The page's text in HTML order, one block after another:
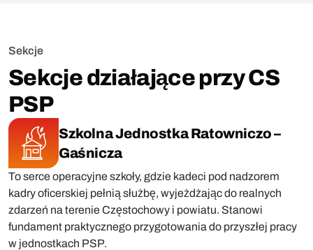
Sekcje
Sekcje działające przy CS
PSP
Szkolna Jednostka Ratowniczo –
Gaśnicza
To serce operacyjne szkoły, gdzie kadeci pod nadzorem
kadry oficerskiej pełnią służbę, wyjeżdżając do realnych
zdarzeń na terenie Częstochowy i powiatu. Stanowi
fundament praktycznego przygotowania do przyszłej pracy
w jednostkach PSP.